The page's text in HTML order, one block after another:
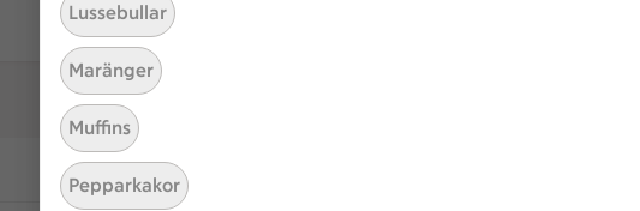
Lussebullar
Maränger
Muffins
Pepparkakor